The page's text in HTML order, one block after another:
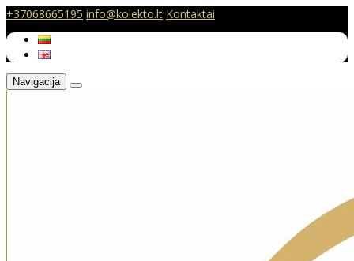
+37068665195 info@kolekto.lt Kontaktai
Navigacija